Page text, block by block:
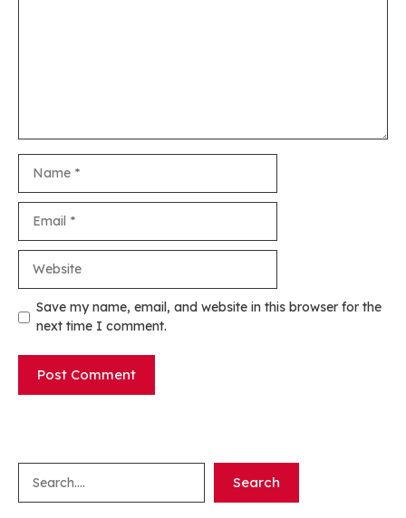
Save my name, email, and website in this browser for the
next time I comment.
Search